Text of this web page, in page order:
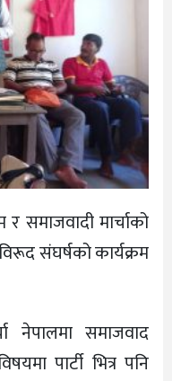
समाजवादी मार्चाको
संघर्षको कार्यक्रम
नेपालमा समाजवाद
पार्टी भित्र पनि